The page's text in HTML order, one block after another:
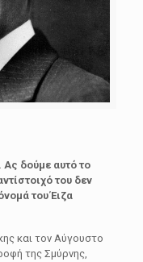
δούμε αυτό το
του δεν
του Έιζα
και τον Αύγουστο
της Σμύρνης,